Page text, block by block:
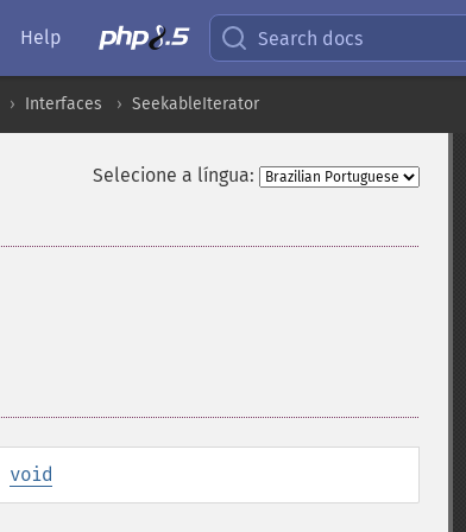
Help Search docs
Interfaces SeekableIterator
Selecione a língua:
void